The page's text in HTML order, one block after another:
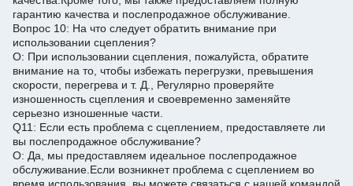
гарантию качества и послепродажное обслуживание.
Вопрос 10: На что следует обратить внимание при
использовании сцепления?
О: При использовании сцепления, пожалуйста, обратите
внимание на то, чтобы избежать перегрузки, превышения
скорости, перегрева и т. Д., Регулярно проверяйте
изношенность сцепления и своевременно заменяйте
серьезно изношенные части.
Q11: Если есть проблема с сцеплением, предоставляете ли
вы послепродажное обслуживание?
О: Да, мы предоставляем идеальное послепродажное
обслуживание. Если возникнет проблема с сцеплением во